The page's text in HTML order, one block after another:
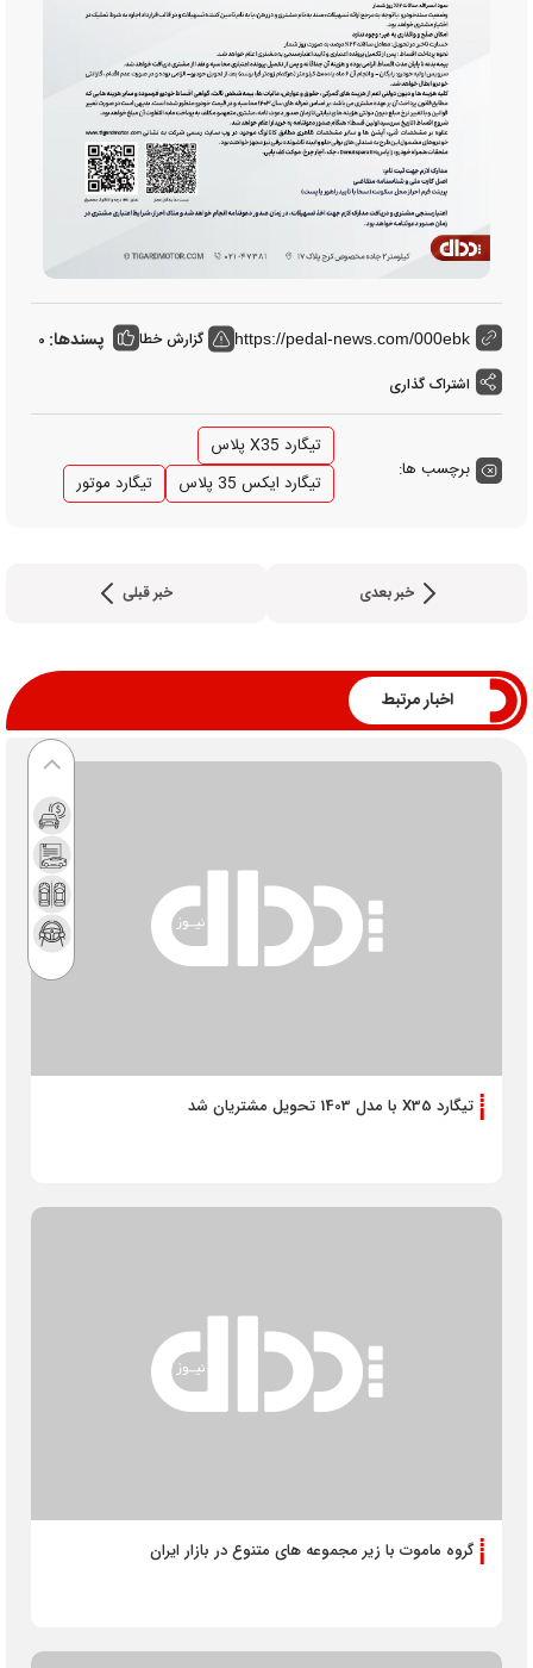
https://pedal-news.com/000ebk گزارش خطا پسندها: 0
اشتراک گذاری
برچسب ها:
تیگارد X35 پلاس
تیگارد ایکس 35 پلاس
تیگارد موتور
خبر بعدی خبر قبلی
اخبار مرتبط
تیگارد X35 با مدل 1403 تحویل مشتریان شد
گروه ماموت با زیر مجموعه‌ های متنوع در بازار ایران